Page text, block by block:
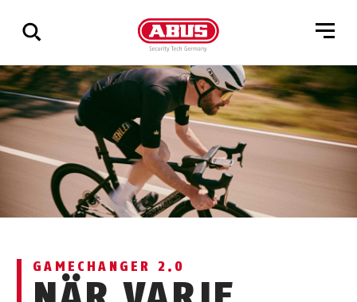
Visa
alla
resultat
GAMECHANGER 2.0